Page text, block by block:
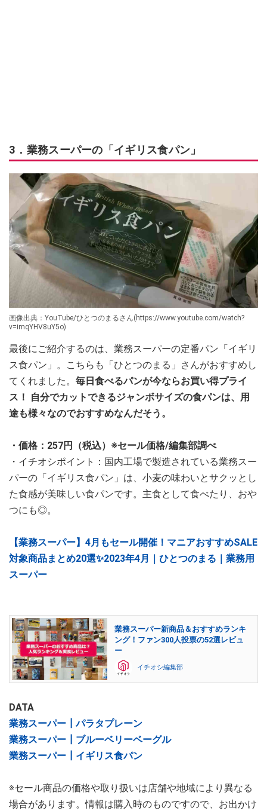
3．業務スーパーの「イギリス食パン」
画像出典：YouTube/ひとつのまるさん(https://www.youtube.com/watch?
v=imqYHV8uY5o)
最後にご紹介するのは、業務スーパーの定番パン「イギリ
ス食パン」。こちらも「ひとつのまる」さんがおすすめし
てくれました。 毎日食べるパンが今ならお買い得プライ
ス！ 自分でカットできるジャンボサイズの食パンは、用
途も様々なのでおすすめなんだそう。
・価格：257円（税込）※セール価格/編集部調べ
・イチオシポイント：国内工場で製造されている業務スー
パーの「イギリス食パン」は、小麦の味わいとサクッとし
た食感が美味しい食パンです。主食として食べたり、おや
つにも◎。
【業務スーパー】4月もセール開催！マニアおすすめSALE
対象商品まとめ20選✨2023年4月｜ひとつのまる｜業務用
スーパー
業務スーパー新商品＆おすすめランキ
ング！ファン300人投票の52選レビュ
ー
イチオシ編集部
DATA
業務スーパー┃パラタプレーン
業務スーパー┃ブルーベリーベーグル
業務スーパー┃イギリス食パン
※セール商品の価格や取り扱いは店舗や地域により異なる
場合があります。情報は購入時のものですので、お出かけ